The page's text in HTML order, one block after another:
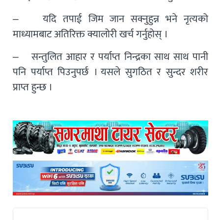
– यदि तपाई जिम जान सक्नुहुन्न भने नृत्यको
माध्यामबाट अतिरिक्त क्यालोरी खर्च गर्नुहोस् ।
– सन्तुलित आहार र पर्याप्त निन्द्रका साथ साथ पानी
पनि पर्याप्त पिउनुपर्छ । यसले सुगठित र सुन्दर शरीर
प्राप्त हुन्छ ।